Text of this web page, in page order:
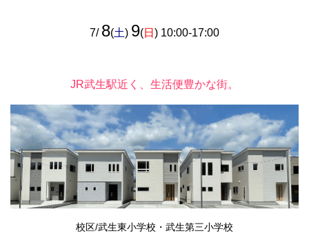
7/ 8(土) 9(日 ) 10:00-17:00
JR武生駅近く、生活便豊かな街。
校区/武生東小学校・武生第三小学校